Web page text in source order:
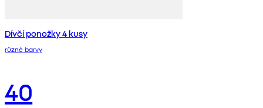
Dívčí ponožky 4 kusy
různé barvy
40